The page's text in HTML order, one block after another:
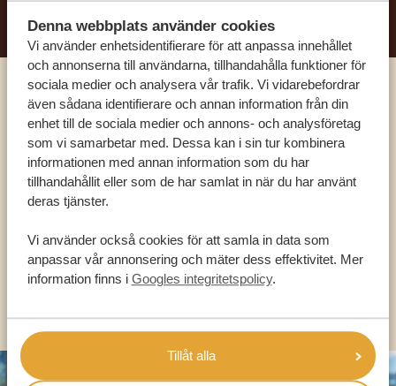
Denna webbplats använder cookies
Vi använder enhetsidentifierare för att anpassa innehållet
och annonserna till användarna, tillhandahålla funktioner för
sociala medier och analysera vår trafik. Vi vidarebefordrar
även sådana identifierare och annan information från din
enhet till de sociala medier och annons- och analysföretag
som vi samarbetar med. Dessa kan i sin tur kombinera
informationen med annan information som du har
tillhandahållit eller som de har samlat in när du har använt
deras tjänster.
Vi använder också cookies för att samla in data som
anpassar vår annonsering och mäter dess effektivitet. Mer
information finns i Googles integritetspolicy.
Tillåt alla
Ring en av våra experter
VÅRA SPECIALISTER FINNS HÄR FÖR ATT
HJÄLPA DIG
SV:+31 174 788 101